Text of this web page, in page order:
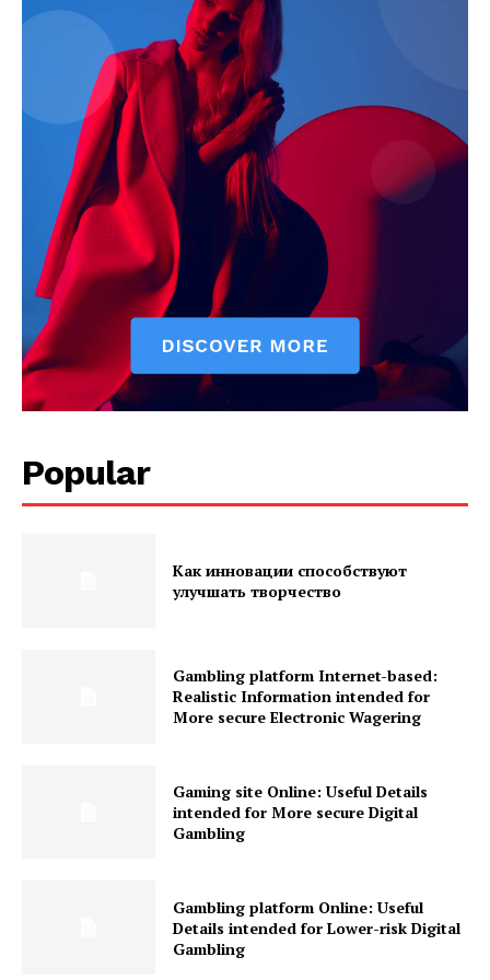
Popular
Как инновации способствуют
улучшать творчество
Gambling platform Internet-based:
Realistic Information intended for
More secure Electronic Wagering
Gaming site Online: Useful Details
intended for More secure Digital
Gambling
Gambling platform Online: Useful
Details intended for Lower-risk Digital
Gambling